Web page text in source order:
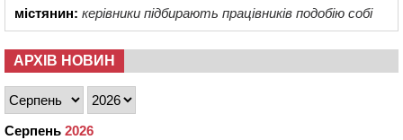
містянин: керівники підбирають працівників подобію собі
АРХІВ НОВИН
Серпень 2026